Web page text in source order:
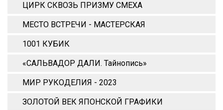
ЦИРК СКВОЗЬ ПРИЗМУ СМЕХА
МЕСТО ВСТРЕЧИ - МАСТЕРСКАЯ
1001 КУБИК
«САЛЬВАДОР ДАЛИ. Тайнопись»
МИР РУКОДЕЛИЯ - 2023
ЗОЛОТОЙ ВЕК ЯПОНСКОЙ ГРАФИКИ